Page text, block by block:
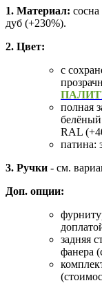
1. Материал:
дуб (+230%).
2. Цвет:
с
полная
белёный
RAL
патина:
3. Ручки - см.
Доп. опции:
задняя
фанера